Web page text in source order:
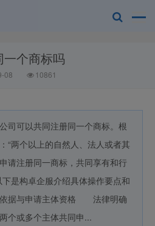
个商标吗
08 10861
可以共同注册同一个商标。根
“两个以上的自然人、法人或者其
请注册同一商标，共同享有和行
构卓企服介绍具体操作要点和
据与申请主体资格 法律明确
或多个主体共同申...